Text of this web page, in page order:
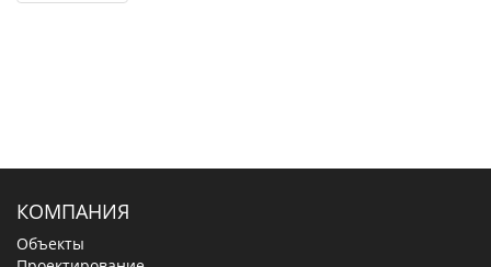
КОМПАНИЯ
Объекты